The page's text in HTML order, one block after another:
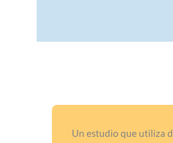
Un estudio que utiliza